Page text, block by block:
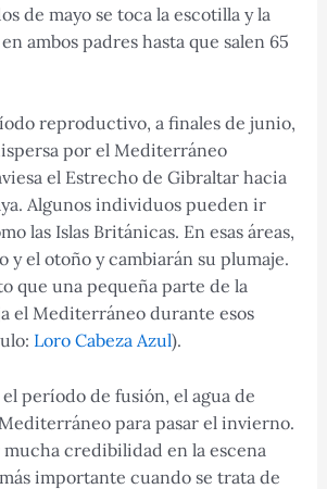
de mayo se toca la escotilla y la
ambos padres hasta que salen 65
reproductivo, a finales de junio,
por el Mediterráneo
el Estrecho de Gibraltar hacia
Algunos individuos pueden ir
las Islas Británicas. En esas áreas,
y el otoño y cambiarán su plumaje.
que una pequeña parte de la
el Mediterráneo durante esos
Loro Cabeza Azul).
período de fusión, el agua de
para pasar el invierno.
credibilidad en la escena
importante cuando se trata de